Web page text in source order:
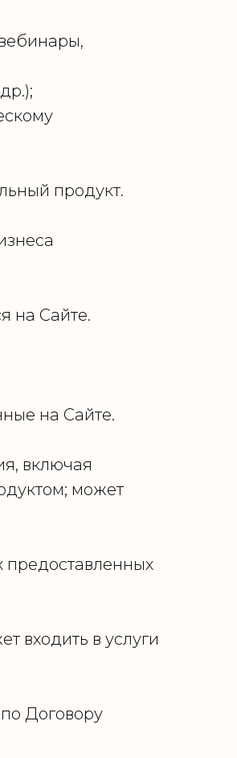
продукт.
на Сайте.
на Сайте.
включая
может
предоставленных
входить в услуги
Договору